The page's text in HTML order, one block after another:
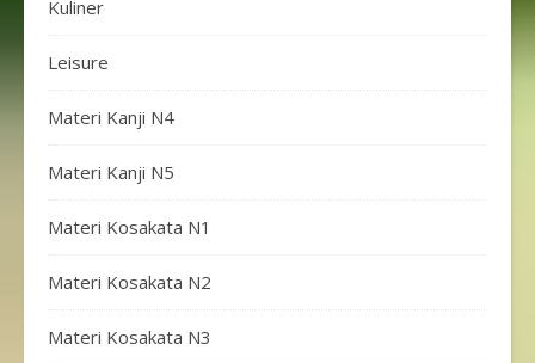
Kuliner
Leisure
Materi Kanji N4
Materi Kanji N5
Materi Kosakata N1
Materi Kosakata N2
Materi Kosakata N3